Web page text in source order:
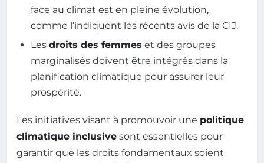
face au climat est en pleine évolution,
comme l’indiquent les récents avis de la CIJ.
Les droits des femmes et des groupes
marginalisés doivent être intégrés dans la
planification climatique pour assurer leur
prospérité.
Les initiatives visant à promouvoir une politique
climatique inclusive sont essentielles pour
garantir que les droits fondamentaux soient